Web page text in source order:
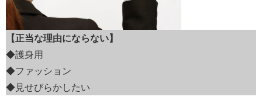
【正当な理由にならない】
◆護身用
◆ファッション
◆見せびらかしたい